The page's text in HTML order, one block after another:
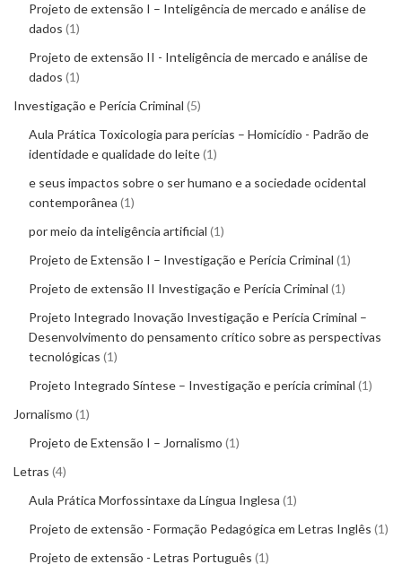
Projeto de extensão I – Inteligência de mercado e análise de
dados 1
Projeto de extensão II - Inteligência de mercado e análise de
dados 1
Investigação e Perícia Criminal 5
Aula Prática Toxicologia para perícias – Homicídio - Padrão de
identidade e qualidade do leite 1
e seus impactos sobre o ser humano e a sociedade ocidental
contemporânea 1
por meio da inteligência artificial 1
Projeto de Extensão I – Investigação e Perícia Criminal 1
Projeto de extensão II Investigação e Perícia Criminal 1
Projeto Integrado Inovação Investigação e Perícia Criminal –
Desenvolvimento do pensamento crítico sobre as perspectivas
tecnológicas 1
Projeto Integrado Síntese – Investigação e perícia criminal 1
Jornalismo 1
Projeto de Extensão I – Jornalismo 1
Letras 4
Aula Prática Morfossintaxe da Língua Inglesa 1
Projeto de extensão - Formação Pedagógica em Letras Inglês 1
Projeto de extensão - Letras Português 1